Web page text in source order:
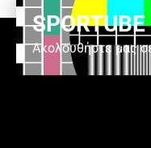
SPORTUBE
Ακολουθήστε μας